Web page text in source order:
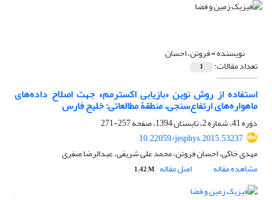
نویسنده =فروتن، احسان
تعداد مقالات: 1
استفاده از روش نوین «بازیابی اکسترمم» جهت اصلاح داده‌های
ماهواره‌های ارتفاع‌سنجی، منطقة مطالعاتی: خلیج فارس
دوره 41، شماره 2، تابستان 1394، صفحه
257-271
10.22059/jesphys.2015.53237
مهدی خاکی، احسان فروتن، محمد علی شریفی، عبدالرضا صفری
مشاهده مقاله
اصل مقاله 1.42 M